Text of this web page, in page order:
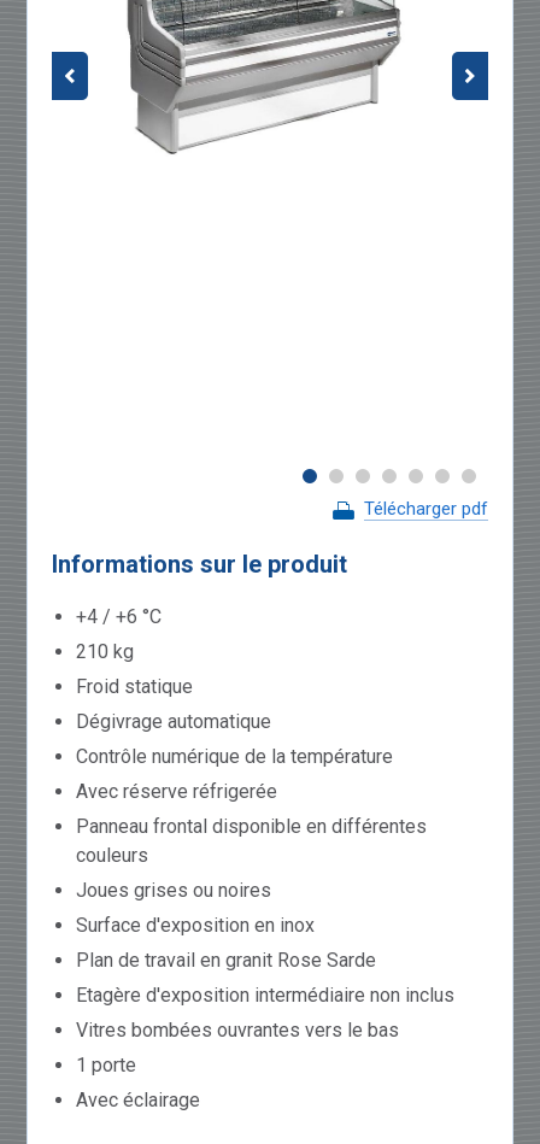
Télécharger pdf
Informations sur le produit
+4 / +6 °C
210 kg
Froid statique
Dégivrage automatique
Contrôle numérique de la température
Avec réserve réfrigerée
Panneau frontal disponible en différentes
couleurs
Joues grises ou noires
Surface d'exposition en inox
Plan de travail en granit Rose Sarde
Etagère d'exposition intermédiaire non inclus
Vitres bombées ouvrantes vers le bas
1 porte
Avec éclairage